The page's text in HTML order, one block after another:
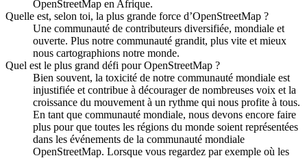
OpenStreetMap en Afrique.
Quelle est, selon toi, la plus grande force d’OpenStreetMap ?
Une communauté de contributeurs diversifiée, mondiale et
ouverte. Plus notre communauté grandit, plus vite et mieux
nous cartographions notre monde.
Quel est le plus grand défi pour OpenStreetMap ?
Bien souvent, la toxicité de notre communauté mondiale est
injustifiée et contribue à décourager de nombreuses voix et la
croissance du mouvement à un rythme qui nous profite à tous.
En tant que communauté mondiale, nous devons encore faire
plus pour que toutes les régions du monde soient représentées
dans les événements de la communauté mondiale
OpenStreetMap. Lorsque vous regardez par exemple où les